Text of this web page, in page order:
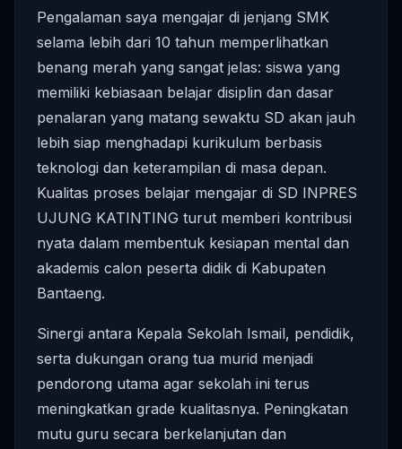
Pengalaman saya mengajar di jenjang SMK
selama lebih dari 10 tahun memperlihatkan
benang merah yang sangat jelas: siswa yang
memiliki kebiasaan belajar disiplin dan dasar
penalaran yang matang sewaktu SD akan jauh
lebih siap menghadapi kurikulum berbasis
teknologi dan keterampilan di masa depan.
Kualitas proses belajar mengajar di SD INPRES
UJUNG KATINTING turut memberi kontribusi
nyata dalam membentuk kesiapan mental dan
akademis calon peserta didik di Kabupaten
Bantaeng.
Sinergi antara Kepala Sekolah Ismail, pendidik,
serta dukungan orang tua murid menjadi
pendorong utama agar sekolah ini terus
meningkatkan grade kualitasnya. Peningkatan
mutu guru secara berkelanjutan dan